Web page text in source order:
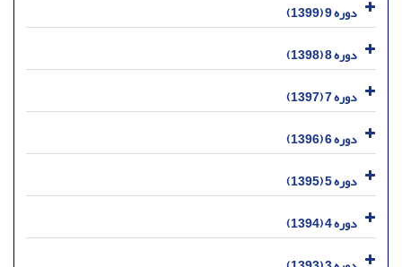
دوره 9 (1399)
دوره 8 (1398)
دوره 7 (1397)
دوره 6 (1396)
دوره 5 (1395)
دوره 4 (1394)